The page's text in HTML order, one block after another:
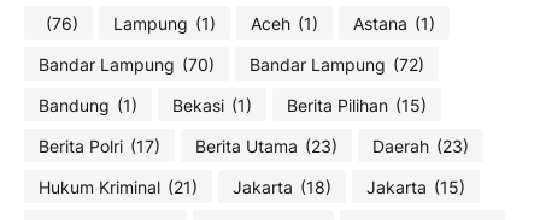
(76) Lampung (1) Aceh (1) Astana (1)
Bandar Lampung (70) Bandar Lampung (72)
Bandung (1) Bekasi (1) Berita Pilihan (15)
Berita Polri (17) Berita Utama (23) Daerah (23)
Hukum Kriminal (21) Jakarta (18) Jakarta (15)